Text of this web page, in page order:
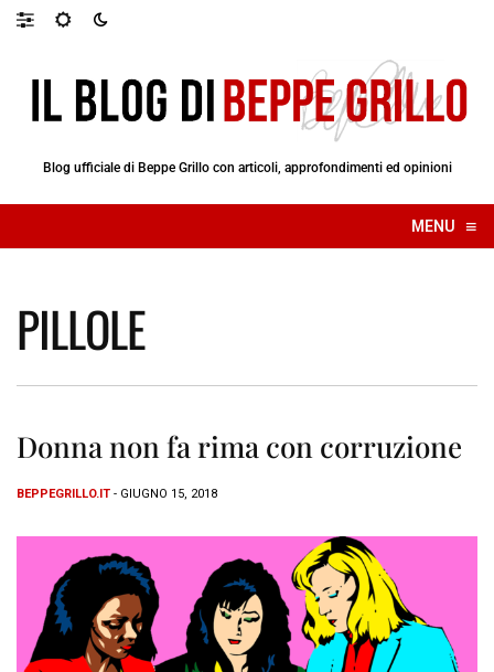
Blog ufficiale di Beppe Grillo con articoli, approfondimenti ed opinioni
MENU ≡
☰
PILLOLE
Donna non fa rima con corruzione
BEPPEGRILLO.IT - GIUGNO 15, 2018